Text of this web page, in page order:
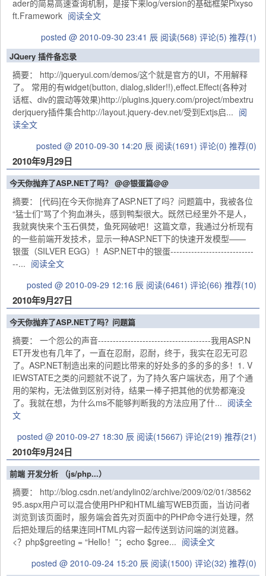
ader的简易高速查询机制，是接下来log/version的基础框架Pixyso
ft.Framework 阅读全文
posted @ 2010-09-30 23:41 辰 阅读(568) 评论(5) 推荐(1)
JQuery 插件备忘录
摘要： http://jqueryui.com/demos/这个就是官方的UI，不用解释
了。 常用的有widget(button, dialog,slider!!),effect.Effect(各种对
话框、div的震动等效果)http://plugins.jquery.com/project/mbextru
derjquery插件集合http://layout.jquery-dev.net/受到Extjs启... 阅
读全文
posted @ 2010-09-30 14:20 辰 阅读(1691) 评论(0) 推荐(0)
2010年9月29日
今天你抛弃了ASP.NET了吗？ @@银蛋篇@@
摘要： [代码]在今天你抛弃了ASP.NET了吗？问题篇中，我被各位
“猛士们”骂了个狗血淋头，感到鸭梨很大。既然已经里外不是人，
我就爽快来个玉石俱焚，鱼死网破吧！这篇文章，我通过分析现有
的一些前端开发技术，显示一种ASP.NET下的快速开发模型——
银蛋（SILVER EGG）！ASP.NET中的银蛋----------------------------
--... 阅读全文
posted @ 2010-09-29 12:16 辰 阅读(6461) 评论(66) 推荐(10)
2010年9月27日
今天你抛弃了ASP.NET了吗？问题篇
摘要： 一个怨公的声音--------------------------------------我用ASP.N
ET开发也有几年了，一直在忍耐，忍耐，终于，我实在忍无可忍
了。ASP.NET制造出来的问题比带来的好处多的多的多的多！1. V
IEWSTATE之类的问题就不说了，为了持久客户端状态，用了个通
用的架构，无法做到区别对待，结果一棒子把其他的优势都淹没
了。我就在想，为什么ms不能够判断我的方法应用了什... 阅读全
文
posted @ 2010-09-27 18:30 辰 阅读(15667) 评论(219) 推荐(21)
2010年9月24日
前端 开发分析 （js/php...）
摘要： http://blog.csdn.net/andylin02/archive/2009/02/01/38562
95.aspx用户可以混合使用PHP和HTML编写WEB页面，当访问者
浏览到该页面时，服务端会首先对页面中的PHP命令进行处理，然
后把处理后的结果连同HTML内容一起传送到访问端的浏览器。
<？php$greeting = “Hello！”；echo $gree... 阅读全文
posted @ 2010-09-24 15:20 辰 阅读(1500) 评论(32) 推荐(0)